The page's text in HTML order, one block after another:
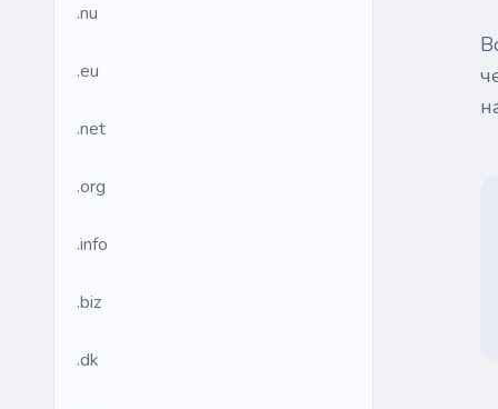
.nu
.eu
.net
.org
.info
.biz
.dk